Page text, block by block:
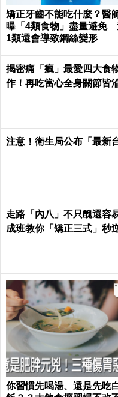
矯正牙齒不能吃什麼？醫
曝「4類食物」盡量避免
1類還會導致鋼絲變形
揭密痛「瘋」最愛四大食
作！再吃當心全身關節皆
注意！衛生局公布「最新
走路「內八」不只醜還容
成班教你「矯正三式」秒
你習慣先喝湯、還是先吃